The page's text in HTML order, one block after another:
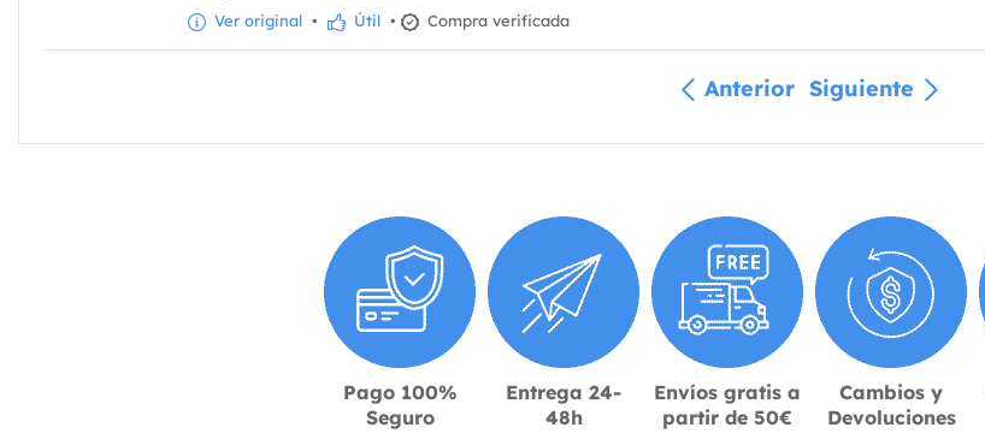
Ver original • Útil • Compra verificada
Anterior Siguiente
Pago 100%
Seguro
Entrega 24-
48h
Envíos gratis a
partir de 50€
Cambios y
Devoluciones